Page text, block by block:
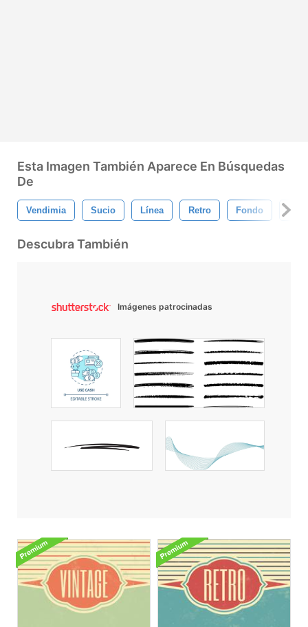
Esta Imagen También Aparece En Búsquedas
De
Vendimia Sucio Línea Retro Fondo
Descubra También
Imágenes patrocinadas